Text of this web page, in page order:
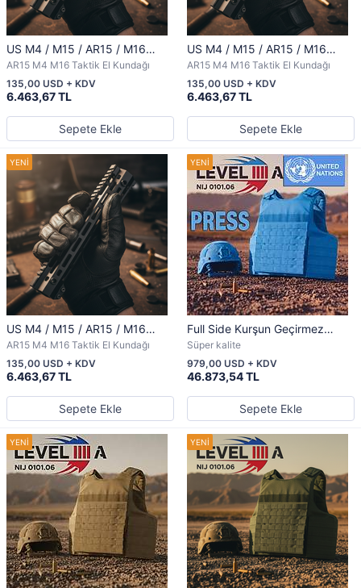
US M4 / M15 / AR15 / M16
Siyah Taktik Picatinny Rail – 25
Standart
AR15 M4 M16 Taktik El Kundağı
6.463,67 TL
135,00 USD + KDV
Sepete Ekle
US M4 / M15 / AR15 / M16
Siyah Taktik Picatinny Rail – 30
Standart
AR15 M4 M16 Taktik El Kundağı
6.463,67 TL
135,00 USD + KDV
Sepete Ekle
US M4 / M15 / AR15 / M16
Siyah Taktik Picatinny Rail – 38
Standart
AR15 M4 M16 Taktik El Kundağı
6.463,67 TL
135,00 USD + KDV
Sepete Ekle
Full Side Kurşun Geçirmez
Yelek | NIJ 0101.06 Uyumlu |
Süper kalite
46.873,54 TL
979,00 USD + KDV
Sepete Ekle